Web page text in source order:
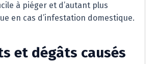
à piéger et d’autant plus
en cas d’infestation domestique.
et dégâts causés